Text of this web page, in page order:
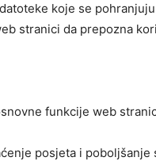
koje se
stranici da prepozna
funkcije web
posjeta i poboljšanje